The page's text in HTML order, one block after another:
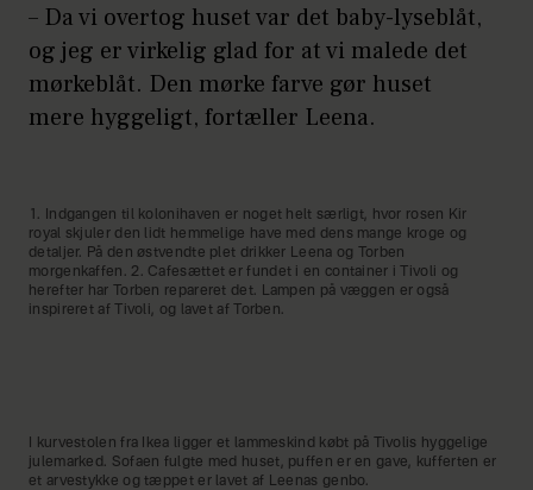
– Da vi overtog huset var det baby-lyseblåt,
og jeg er virkelig glad for at vi malede det
mørkeblåt. Den mørke farve gør huset
mere hyggeligt, fortæller Leena.
1. Indgangen til kolonihaven er noget helt særligt, hvor rosen Kir
royal skjuler den lidt hemmelige have med dens mange kroge og
detaljer. På den østvendte plet drikker Leena og Torben
morgenkaffen. 2. Cafesættet er fundet i en container i Tivoli og
herefter har Torben repareret det. Lampen på væggen er også
inspireret af Tivoli, og lavet af Torben.
I kurvestolen fra Ikea ligger et lammeskind købt på Tivolis hyggelige
julemarked. Sofaen fulgte med huset, puffen er en gave, kufferten er
et arvestykke og tæppet er lavet af Leenas genbo.